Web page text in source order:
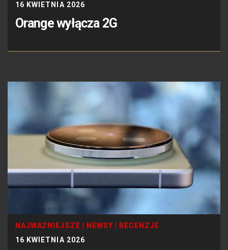
16 KWIETNIA 2026
Orange wyłącza 2G
NAJWAŻNIEJSZE NEWSY
RECENZJE
16 KWIETNIA 2026